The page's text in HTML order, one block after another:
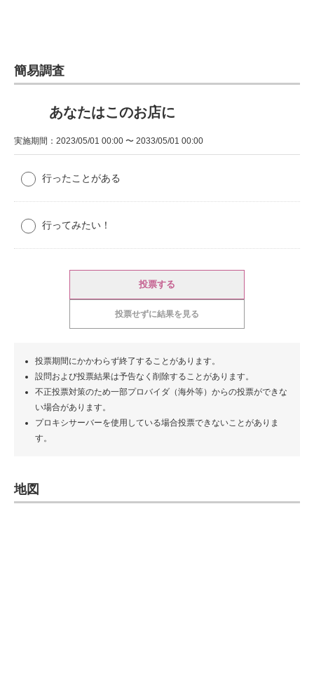
簡易調査
あなたはこのお店に
実施期間：2023/05/01 00:00 〜 2033/05/01 00:00
行ったことがある
行ってみたい！
投票する
投票せずに結果を見る
投票期間にかかわらず終了することがあります。
設問および投票結果は予告なく削除することがあります。
不正投票対策のため一部プロバイダ（海外等）からの投票ができな
い場合があります。
プロキシサーバーを使用している場合投票できないことがありま
す。
地図